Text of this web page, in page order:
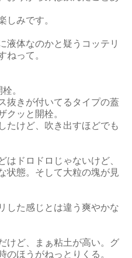
しみです。
液体なのかと疑うコッテリ
ねって。
。
抜きが付いてるタイプの蓋
クッと開栓。
たけど、吹き出すほどでも
はドロドロじゃないけど、
状態。そして大粒の塊が見
した感じとは違う爽やかな
けど、まぁ粘土が高い。グ
のほうがねっとりくる。